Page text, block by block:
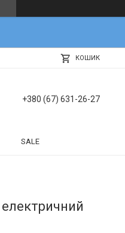
КОШИК
+380 (67) 631-26-27
SALE